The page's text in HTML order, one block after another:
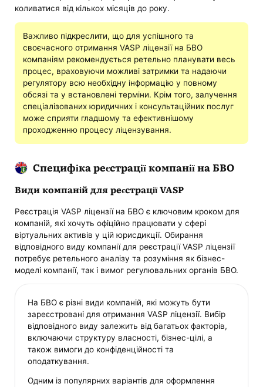
коливатися від кількох місяців до року.
Важливо підкреслити, що для успішного та
своєчасного отримання VASP ліцензії на БВО
компаніям рекомендується ретельно планувати весь
процес, враховуючи можливі затримки та надаючи
регулятору всю необхідну інформацію у повному
обсязі та у встановлені терміни. Крім того, залучення
спеціалізованих юридичних і консультаційних послуг
може сприяти гладшому та ефективнішому
проходженню процесу ліцензування.
Специфіка реєстрації компанії на БВО
Види компаній для реєстрації VASP
Реєстрація VASP ліцензії на БВО є ключовим кроком для
компаній, які хочуть офіційно працювати у сфері
віртуальних активів у цій юрисдикції. Обирання
відповідного виду компанії для реєстрації VASP ліцензії
потребує ретельного аналізу та розуміння як бізнес-
моделі компанії, так і вимог регулювальних органів БВО.
На БВО є різні види компаній, які можуть бути
зареєстровані для отримання VASP ліцензії. Вибір
відповідного виду залежить від багатьох факторів,
включаючи структуру власності, бізнес-цілі, а
також вимоги до конфіденційності та
оподаткування.
Одним із популярних варіантів для оформлення